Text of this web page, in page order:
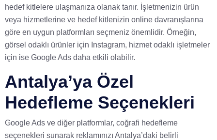
hedef kitlelere ulaşmanıza olanak tanır. İşletmenizin ürün
veya hizmetlerine ve hedef kitlenizin online davranışlarına
göre en uygun platformları seçmeniz önemlidir. Örneğin,
görsel odaklı ürünler için Instagram, hizmet odaklı işletmeler
için ise Google Ads daha etkili olabilir.
Antalya’ya Özel
Hedefleme Seçenekleri
Google Ads ve diğer platformlar, coğrafi hedefleme
seçenekleri sunarak reklamınızı Antalya’daki belirli